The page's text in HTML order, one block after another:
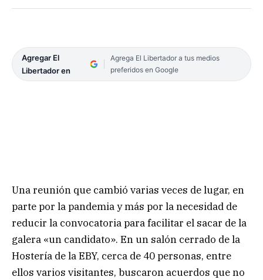
Agregar El
Libertador en
Agrega El Libertador a tus medios
preferidos en Google
Una reunión que cambió varias veces de lugar, en
parte por la pandemia y más por la necesidad de
reducir la convocatoria para facilitar el sacar de la
galera «un candidato». En un salón cerrado de la
Hostería de la EBY, cerca de 40 personas, entre
ellos varios visitantes, buscaron acuerdos que no